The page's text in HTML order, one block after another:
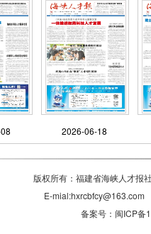
2026-06-18
版权所有：福建省海峡人才
E-
备案号：闽ICP备